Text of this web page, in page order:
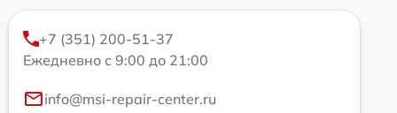
+7 (351) 200-51-37
Ежедневно с 9:00 до 21:00
info@msi-repair-center.ru